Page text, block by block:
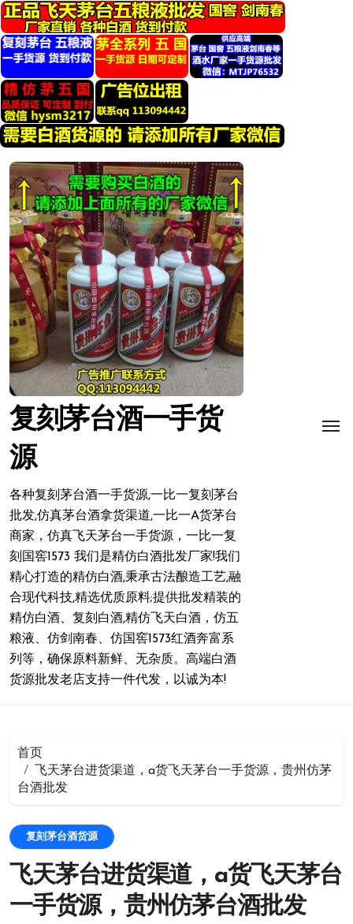
转
到
内
容
复刻茅台酒一手货
源
各种复刻茅台酒一手货源,一比一复刻茅台
批发,仿真茅台酒拿货渠道,一比一A货茅台
商家，仿真飞天茅台一手货源，一比一复
刻国窖1573 我们是精仿白酒批发厂家!我们
精心打造的精仿白酒,秉承古法酿造工艺,融
合现代科技,精选优质原料;提供批发精装的
精仿白酒、复刻白酒,精仿飞天白酒，仿五
粮液、仿剑南春、仿国窖1573红酒奔富系
列等，确保原料新鲜、无杂质。高端白酒
货源批发老店支持一件代发，以诚为本!
首页
飞天茅台进货渠道，a货飞天茅台一手货源，贵州仿茅
台酒批发
复刻茅台酒货源
飞天茅台进货渠道，a货飞天茅台
一手货源，贵州仿茅台酒批发